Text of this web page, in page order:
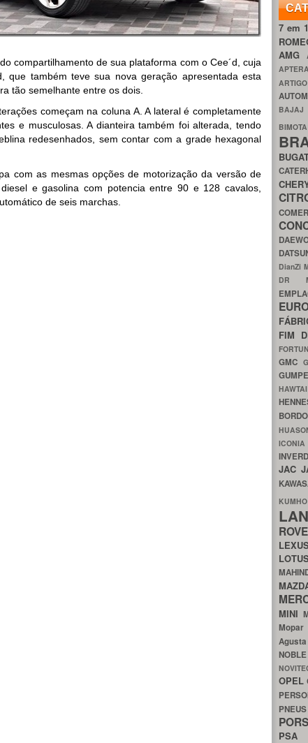
compartilhamento de sua plataforma com o Cee´d, cuja
que também teve sua nova geração apresentada esta
tão semelhante entre os dois.
começam na coluna A. A lateral é completamente
e musculosas. A dianteira também foi alterada, tendo
redesenhados, sem contar com a grade hexagonal
com as mesmas opções de motorização da versão de
e gasolina com potencia entre 90 e 128 cavalos,
de seis marchas.
7 em
AMG
BAJAJ
DianZi
DR
FIM
GMC
JAC
LEXUS
MINI
Mopar
Agusta
NOBLE
OPEL